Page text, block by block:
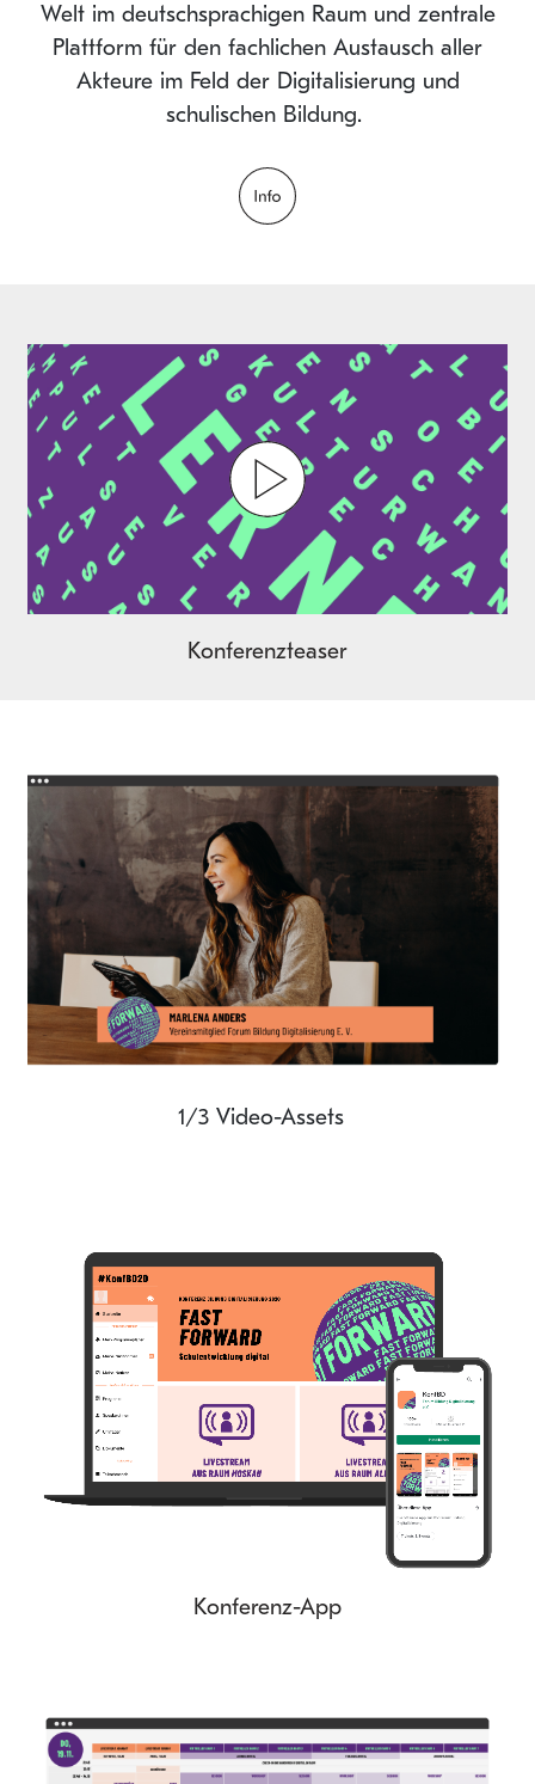
Welt im deutschsprachigen Raum und zentrale
Plattform für den fachlichen Austausch aller
Akteure im Feld der Digitalisierung und
schulischen Bildung.
Play
Video
Konferenzteaser
1/3 Video-Assets
Konferenz-App